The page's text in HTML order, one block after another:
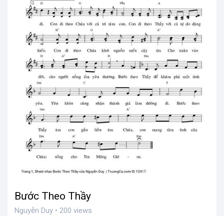
Bước Theo Thầy
Nguyễn Duy • 200 views